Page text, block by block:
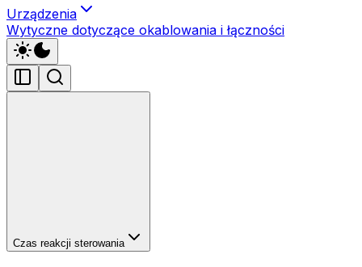
Urządzenia
Wytyczne dotyczące okablowania i łączności
Czas reakcji sterowania